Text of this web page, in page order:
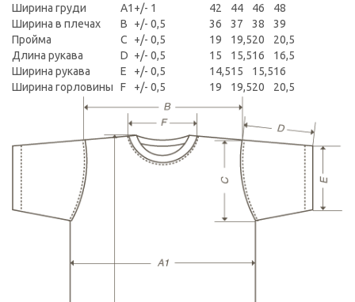
Ширина груди
A1 +/- 1 42 44 46
48
Ширина в плечах
B +/- 0,5 36 37 38
39
Пройма
C +/- 0,5 19 19,520
20,5
Длина рукава
D +/- 0,5 15 15,516
16,5
Ширина рукава
E +/- 0,5 14,515 15,516
Ширина горловины
F +/- 0,5 19 19,520 20,5